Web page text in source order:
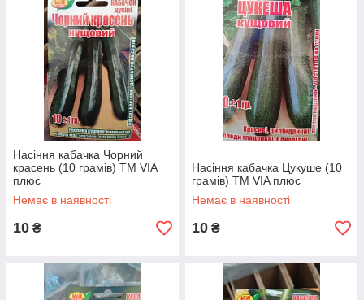
Насіння кабачка Чорний
красень (10 грамів) ТМ VIA
плюс
Немає в наявності
10 ₴
Насіння кабачка Цукуше (10
грамів) ТМ VIA плюс
Немає в наявності
10 ₴